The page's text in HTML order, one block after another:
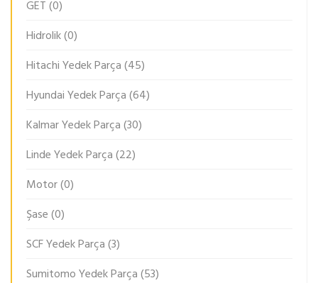
GET(0)
Hidrolik(0)
Hitachi Yedek Parça(45)
Hyundai Yedek Parça(64)
Kalmar Yedek Parça(30)
Linde Yedek Parça(22)
Motor(0)
Şase(0)
SCF Yedek Parça(3)
Sumitomo Yedek Parça(53)